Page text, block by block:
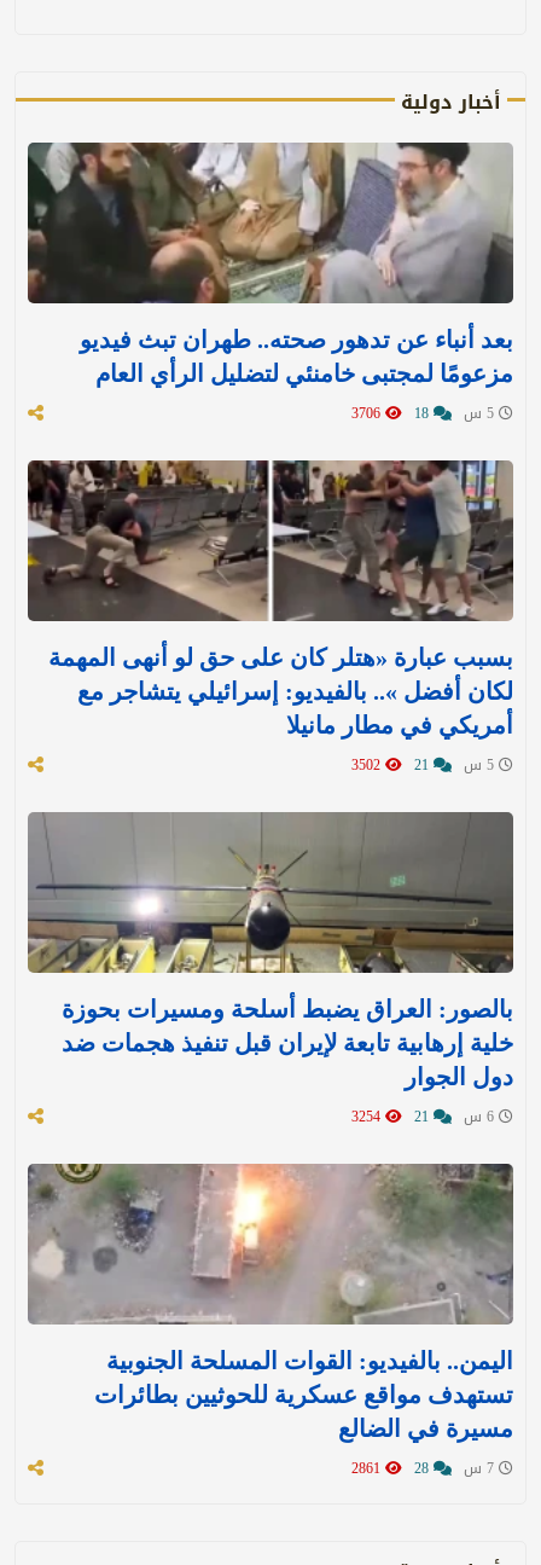
أخبار دولية
بعد أنباء عن تدهور صحته.. طهران تبث فيديو
مزعومًا لمجتبى خامنئي لتضليل الرأي العام
بسبب عبارة «هتلر كان على حق لو أنهى المهمة
لكان أفضل ».. بالفيديو: إسرائيلي يتشاجر مع
أمريكي في مطار مانيلا
بالصور: العراق يضبط أسلحة ومسيرات بحوزة
خلية إرهابية تابعة لإيران قبل تنفيذ هجمات ضد
دول الجوار
اليمن.. بالفيديو: القوات المسلحة الجنوبية
تستهدف مواقع عسكرية للحوثيين بطائرات
مسيرة في الضالع